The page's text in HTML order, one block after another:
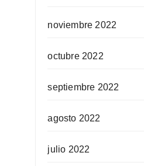
noviembre 2022
octubre 2022
septiembre 2022
agosto 2022
julio 2022